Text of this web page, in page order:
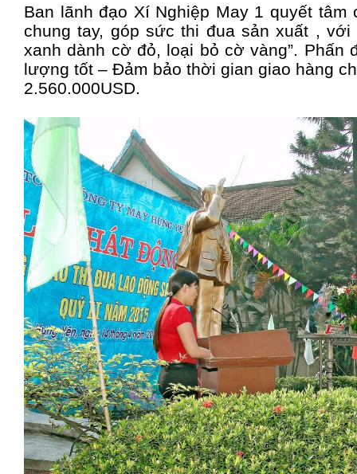
Ban lãnh đạo Xí Nghiệp May 1 quyết tâm
chung tay, góp sức thi đua sản xuất ,
xanh dành cờ đỏ, loại bỏ cờ vàng”. Phấn
lượng tốt – Đảm bảo thời gian giao hàng
2.560.000USD.